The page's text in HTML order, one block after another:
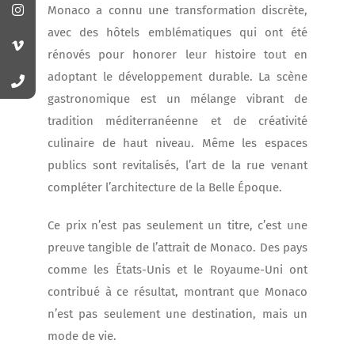
Monaco a connu une transformation discrète,
avec des hôtels emblématiques qui ont été
rénovés pour honorer leur histoire tout en
adoptant le développement durable. La scène
gastronomique est un mélange vibrant de
tradition méditerranéenne et de créativité
culinaire de haut niveau. Même les espaces
publics sont revitalisés, l’art de la rue venant
compléter l’architecture de la Belle Époque.
Ce prix n’est pas seulement un titre, c’est une
preuve tangible de l’attrait de Monaco. Des pays
comme les États-Unis et le Royaume-Uni ont
contribué à ce résultat, montrant que Monaco
n’est pas seulement une destination, mais un
mode de vie.